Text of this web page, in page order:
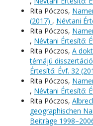
Rita Póczos,
(2017) , Névtani
Rita Póczos,
, Névtani Értesítő:
Rita Póczos, A
témájú
Értesítő: Évf. 32
Rita Póczos,
, Névtani Értesítő:
Rita Póczos,
geographischen
Beiträge